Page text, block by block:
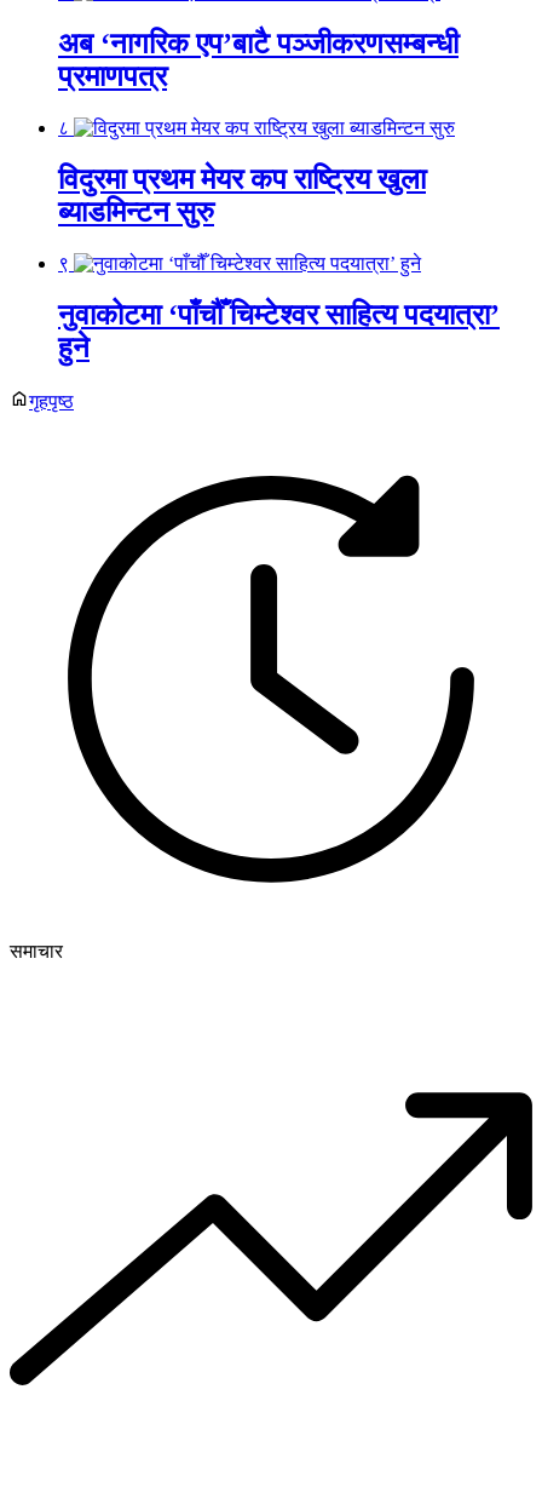
अब ‘नागरिक एप’बाटै पञ्जीकरणसम्बन्धी
प्रमाणपत्र
८
विदुरमा प्रथम मेयर कप राष्ट्रिय खुला
ब्याडमिन्टन सुरु
९
नुवाकोटमा ‘पाँचौँ चिम्टेश्वर साहित्य पदयात्रा’
हुने
गृहपृष्ठ
समाचार